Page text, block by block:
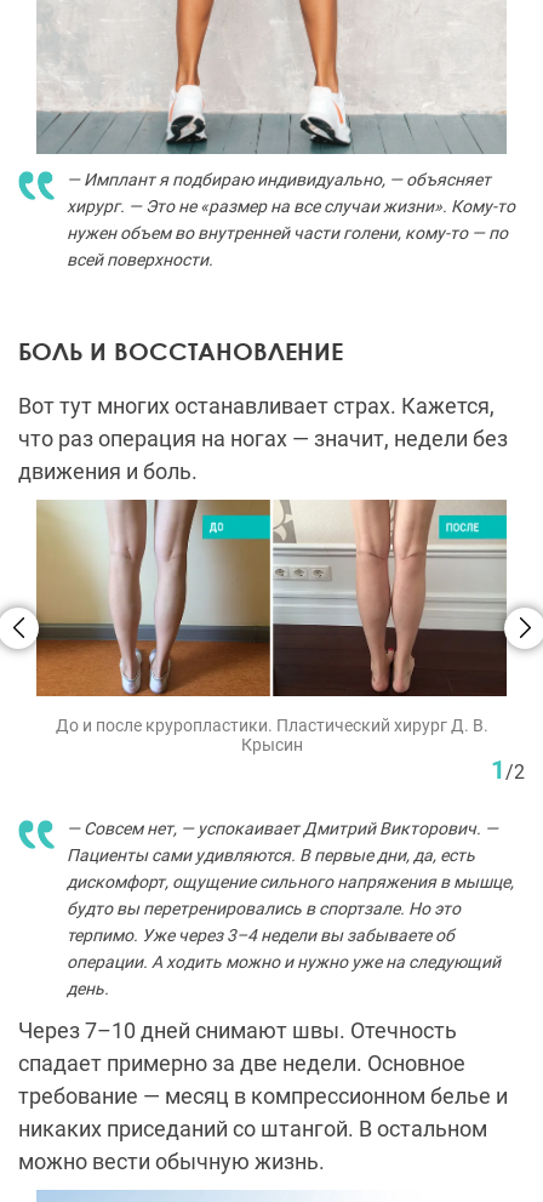
— Имплант я подбираю индивидуально, — объясняет
хирург. — Это не «размер на все случаи жизни». Кому-то
нужен объем во внутренней части голени, кому-то — по
всей поверхности.
БОЛЬ И ВОССТАНОВЛЕНИЕ
Вот тут многих останавливает страх. Кажется,
что раз операция на ногах — значит, недели без
движения и боль.
До и после круропластики. Пластический хирург Д. В.
Крысин
1/2
— Совсем нет, — успокаивает Дмитрий Викторович. —
Пациенты сами удивляются. В первые дни, да, есть
дискомфорт, ощущение сильного напряжения в мышце,
будто вы перетренировались в спортзале. Но это
терпимо. Уже через 3–4 недели вы забываете об
операции. А ходить можно и нужно уже на следующий
день.
Через 7–10 дней снимают швы. Отечность
спадает примерно за две недели. Основное
требование — месяц в компрессионном белье и
никаких приседаний со штангой. В остальном
можно вести обычную жизнь.